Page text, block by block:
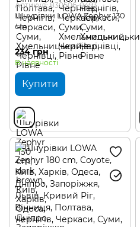
Артикул: 830506-0493
Шнурівки LOWA Zephyr 130
cm
234 грн
В наявності
Купити